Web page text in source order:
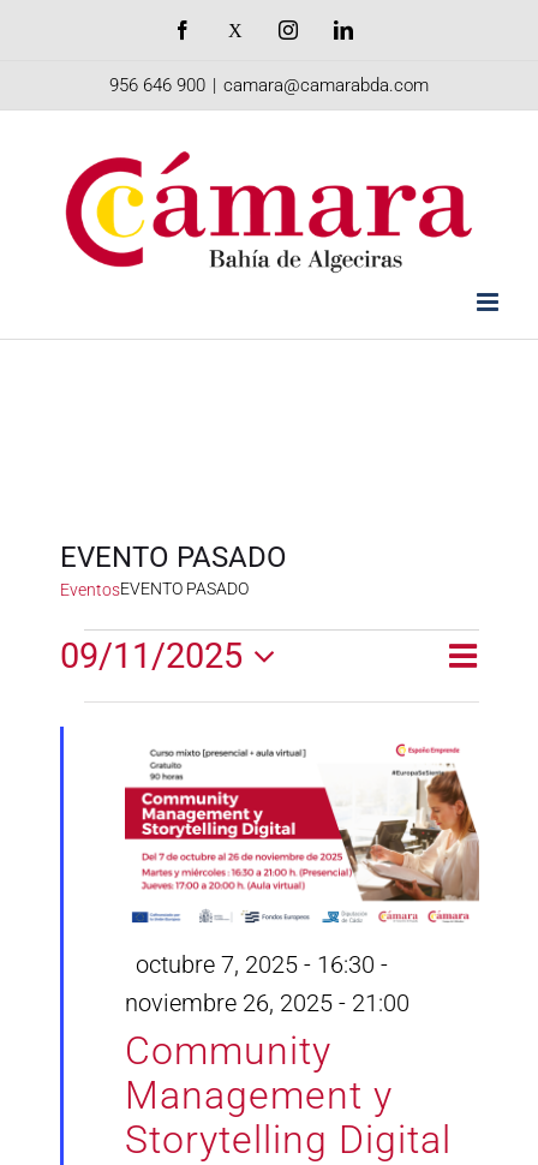
Facebook InstagramLinkedIn
956 646 900 | camara@camarabda.com
EVENTO PASADO
EventosEVENTO PASADO
Eventos
en
noviembre
2025
vistas
de
Día
09/11/2025
Selecciona
la
fecha.
Community
Management y
Storytelling Digital
Destacado
octubre 7, 2025 - 16:30 -
noviembre 26, 2025 - 21:00